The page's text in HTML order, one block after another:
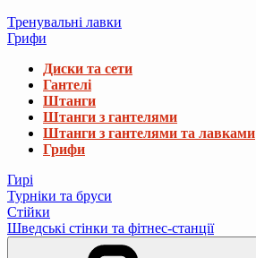
Тренувальні лавки
Грифи
Диски та сети
Гантелі
Штанги
Штанги з гантелями
Штанги з гантелями та лавками
Грифи
Гирі
Турніки та бруси
Стійки
Шведські стінки та фітнес-станції